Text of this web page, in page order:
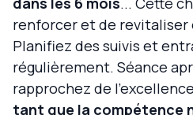
renforcer et de revitaliser
Planifiez des suivis et
régulièrement. Séance
rapprochez de
tant que la compétence